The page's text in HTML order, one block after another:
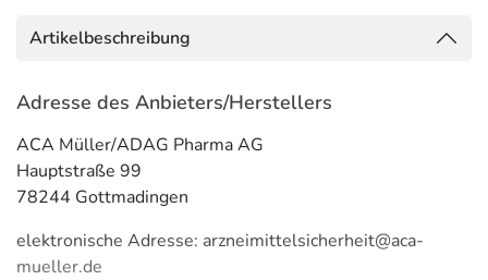
Artikelbeschreibung
Adresse des Anbieters/Herstellers
ACA Müller/ADAG Pharma AG
Hauptstraße 99
78244 Gottmadingen
elektronische Adresse: arzneimittelsicherheit@aca-
mueller.de